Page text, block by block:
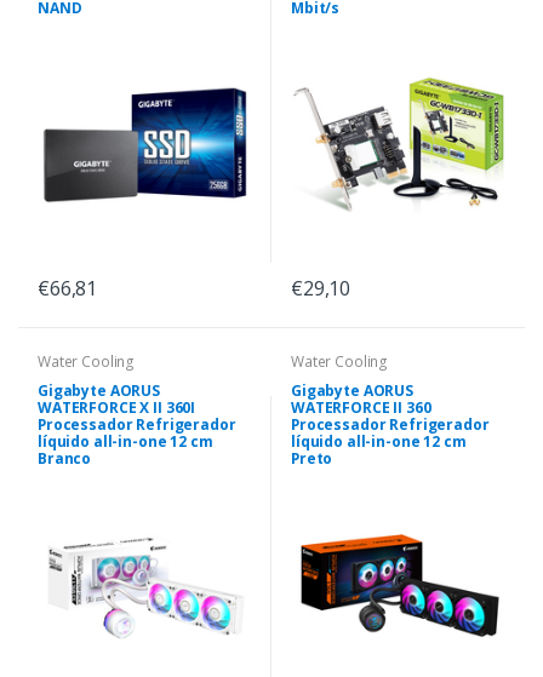
NAND
€66,81
Mbit/s
€29,10
Water Cooling
Gigabyte AORUS
WATERFORCE X II 360I
Processador Refrigerador
líquido all-in-one 12 cm
Branco
Water Cooling
Gigabyte AORUS
WATERFORCE II 360
Processador Refrigerador
líquido all-in-one 12 cm
Preto